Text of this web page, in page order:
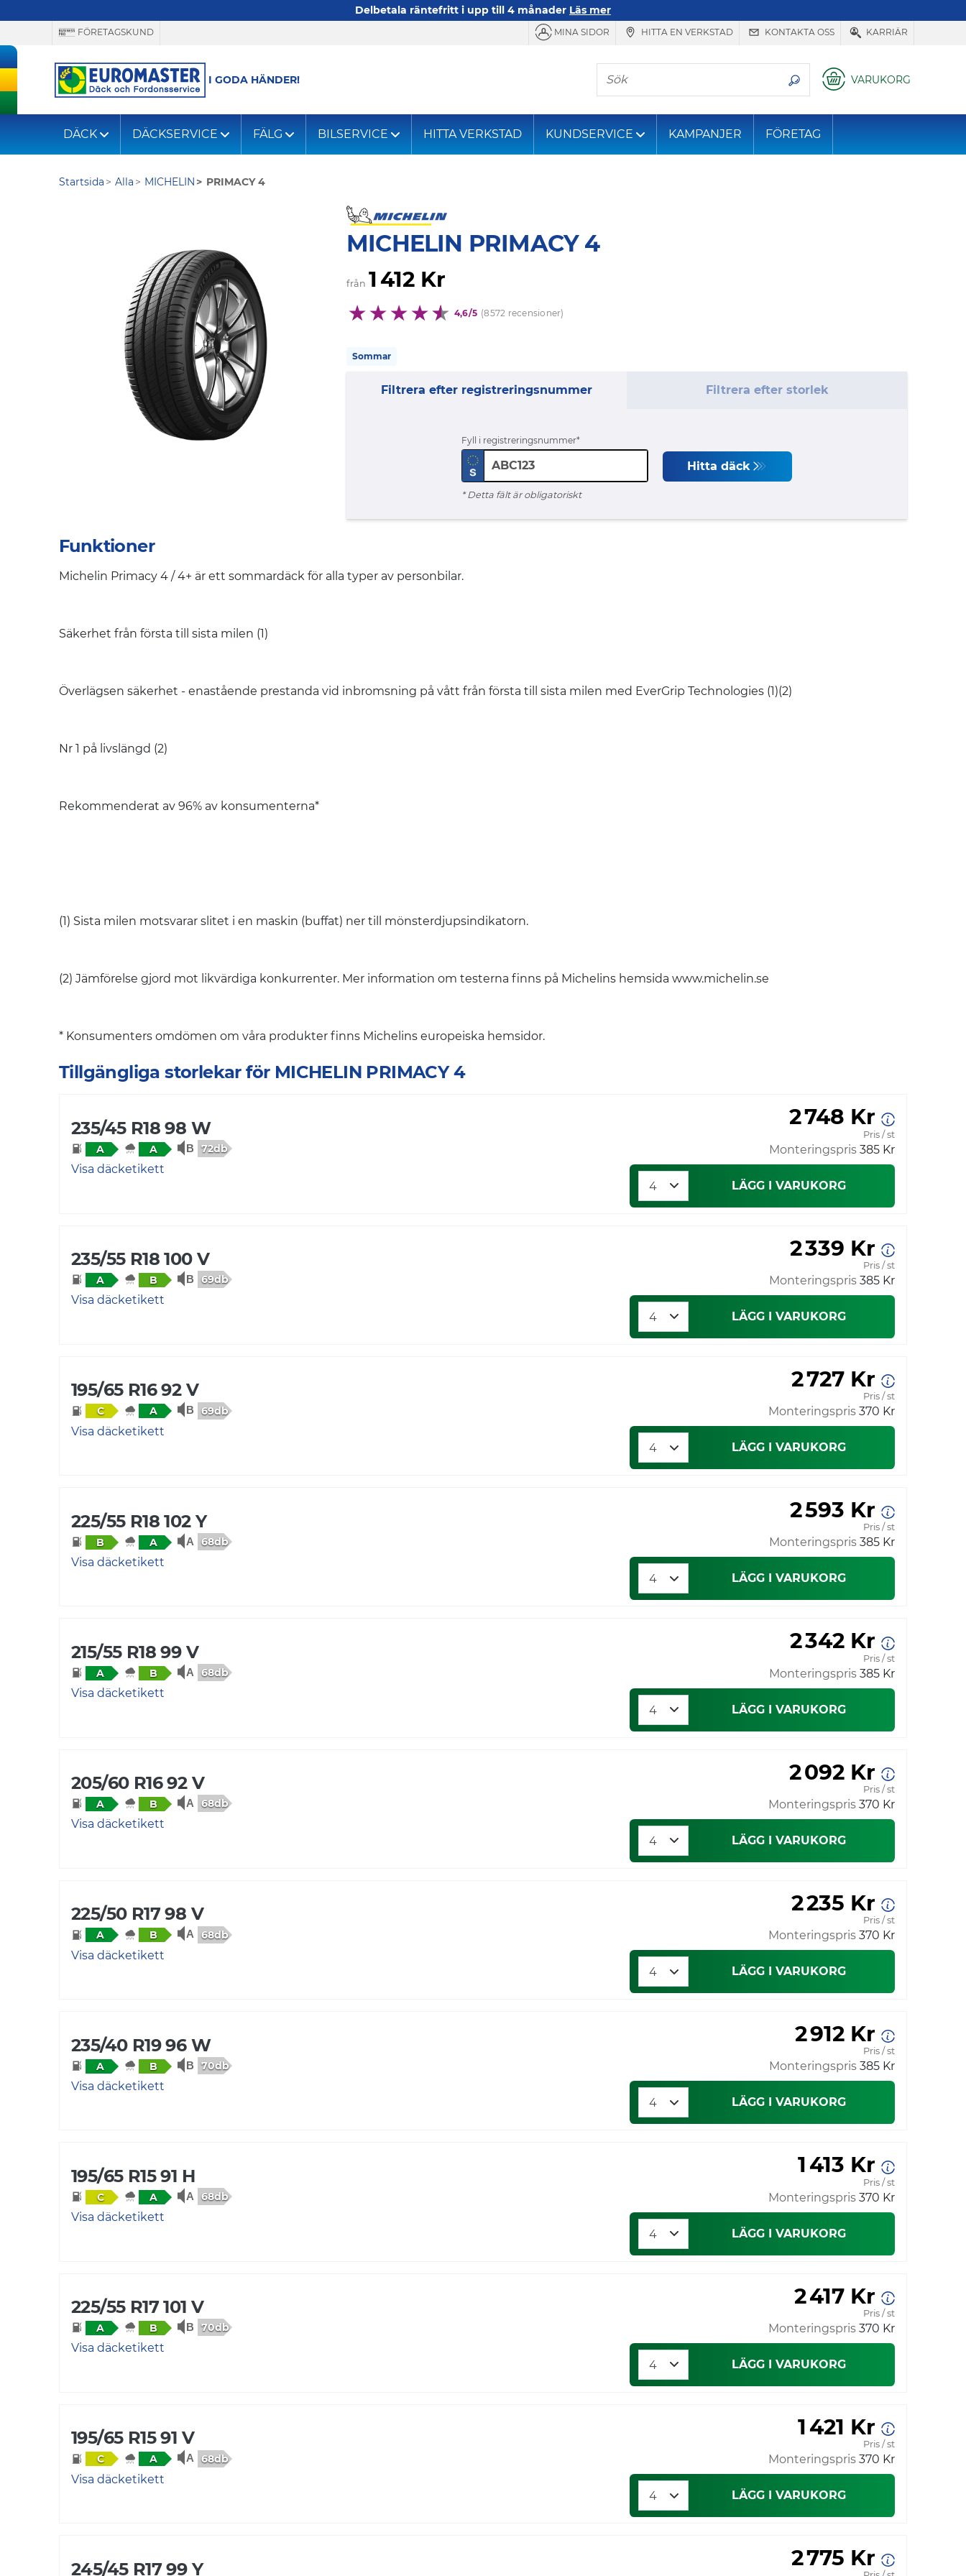
Delbetala räntefritt i upp till 4 månader Läs mer
FÖRETAGSKUND MINA SIDOR HITTA EN VERKSTAD KONTAKTA OSS KARRIÄR
I GODA HÄNDER!
Sök
VARUKORG
DÄCK DÄCKSERVICE FÄLG BILSERVICE HITTA VERKSTAD KUNDSERVICE KAMPANJER FÖRETAG
Startsida Alla MICHELIN PRIMACY 4
MICHELIN PRIMACY 4
från 1 412 Kr
4,6/5 (8572 recensioner)
Sommar
Filtrera efter registreringsnummer Filtrera efter storlek
Fyll i registreringsnummer
* Detta fält är obligatoriskt
Hitta däck
Funktioner
Michelin Primacy 4 / 4+ är ett sommardäck för alla typer av personbilar.
Säkerhet från första till sista milen (1)
Överlägsen säkerhet - enastående prestanda vid inbromsning på vått från första till sista milen med EverGrip Technologies (1)(2)
Nr 1 på livslängd (2)
Rekommenderat av 96% av konsumenterna*
(1) Sista milen motsvarar slitet i en maskin (buffat) ner till mönsterdjupsindikatorn.
(2) Jämförelse gjord mot likvärdiga konkurrenter. Mer information om testerna finns på Michelins hemsida www.michelin.se
* Konsumenters omdömen om våra produkter finns Michelins europeiska hemsidor.
Tillgängliga storlekar för MICHELIN PRIMACY 4
235/45 R18 98 W
A A 72db
Visa däcketikett
2 748 Kr
Pris / st
Monteringspris 385 Kr
LÄGG I VARUKORG
235/55 R18 100 V
A B 69db
Visa däcketikett
2 339 Kr
Pris / st
Monteringspris 385 Kr
LÄGG I VARUKORG
195/65 R16 92 V
C A 69db
Visa däcketikett
2 727 Kr
Pris / st
Monteringspris 370 Kr
LÄGG I VARUKORG
225/55 R18 102 Y
B A 68db
Visa däcketikett
2 593 Kr
Pris / st
Monteringspris 385 Kr
LÄGG I VARUKORG
215/55 R18 99 V
A B 68db
Visa däcketikett
2 342 Kr
Pris / st
Monteringspris 385 Kr
LÄGG I VARUKORG
205/60 R16 92 V
A B 68db
Visa däcketikett
2 092 Kr
Pris / st
Monteringspris 370 Kr
LÄGG I VARUKORG
225/50 R17 98 V
A B 68db
Visa däcketikett
2 235 Kr
Pris / st
Monteringspris 370 Kr
LÄGG I VARUKORG
235/40 R19 96 W
A B 70db
Visa däcketikett
2 912 Kr
Pris / st
Monteringspris 385 Kr
LÄGG I VARUKORG
195/65 R15 91 H
C A 68db
Visa däcketikett
1 413 Kr
Pris / st
Monteringspris 370 Kr
LÄGG I VARUKORG
225/55 R17 101 V
A B 70db
Visa däcketikett
2 417 Kr
Pris / st
Monteringspris 370 Kr
LÄGG I VARUKORG
195/65 R15 91 V
C A 68db
Visa däcketikett
1 421 Kr
Pris / st
Monteringspris 370 Kr
LÄGG I VARUKORG
245/45 R17 99 Y 2 775 Kr